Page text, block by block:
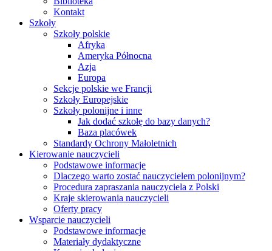
Kontakt
Szkoły
Szkoły polskie
Afryka
Ameryka Północna
Azja
Europa
Sekcje polskie we Francji
Szkoły Europejskie
Szkoły polonijne i inne
Jak dodać szkołę do bazy danych?
Baza placówek
Standardy Ochrony Małoletnich
Kierowanie nauczycieli
Podstawowe informacje
Dlaczego warto zostać nauczycielem polonijnym?
Procedura zapraszania nauczyciela z Polski
Kraje skierowania nauczycieli
Oferty pracy
Wsparcie nauczycieli
Podstawowe informacje
Materiały dydaktyczne